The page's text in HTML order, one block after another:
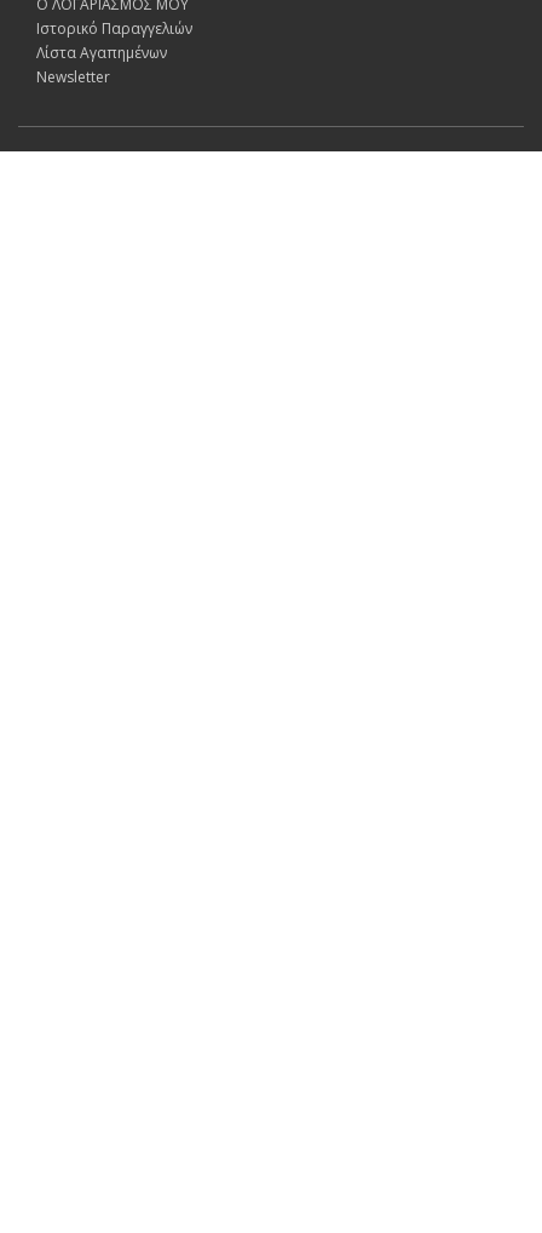
Ιστορικό Παραγγελιών
Λίστα Αγαπημένων
Newsletter